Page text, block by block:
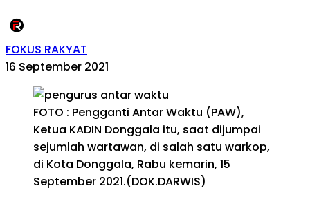
FOKUS RAKYAT
16 September 2021
FOTO : Pengganti Antar Waktu (PAW),
Ketua KADIN Donggala itu, saat dijumpai
sejumlah wartawan, di salah satu warkop,
di Kota Donggala, Rabu kemarin, 15
September 2021.(DOK.DARWIS)